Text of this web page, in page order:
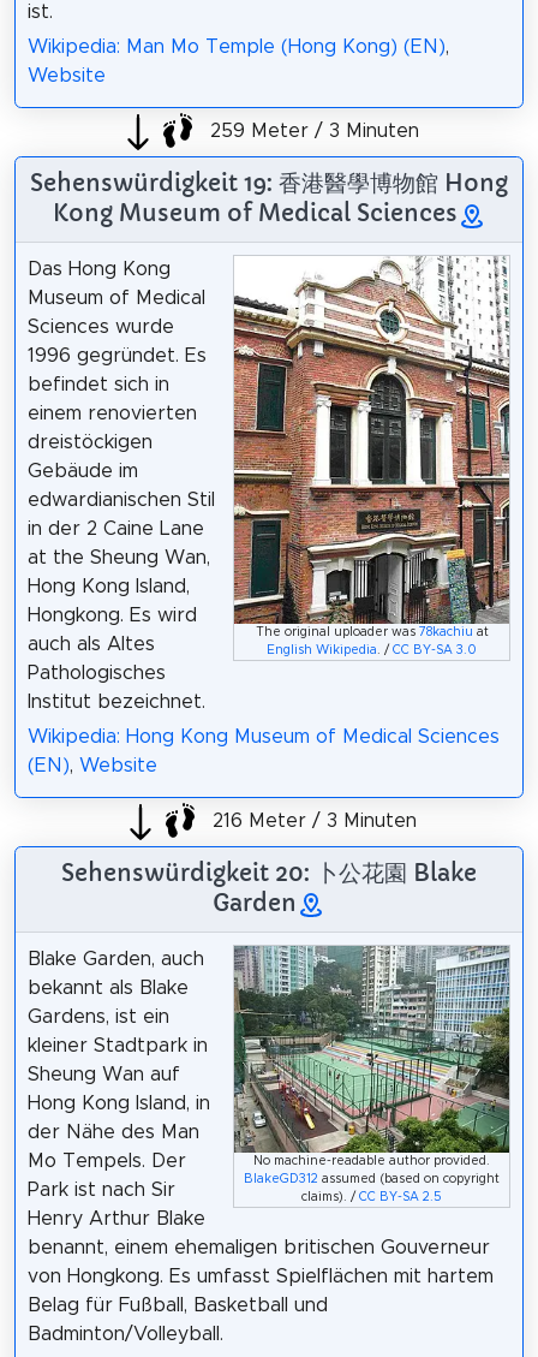
ist.
Wikipedia: Man Mo Temple (Hong Kong) (EN),
Website
259 Meter / 3 Minuten
Sehenswürdigkeit 19: 香港醫學博物館 Hong
Kong Museum of Medical Sciences
The original uploader was 78kachiu at
English Wikipedia
. /CC BY-SA 3.0
Das Hong Kong
Museum of Medical
Sciences wurde
1996 gegründet. Es
befindet sich in
einem renovierten
dreistöckigen
Gebäude im
edwardianischen Stil
in der 2 Caine Lane
at the Sheung Wan,
Hong Kong Island,
Hongkong. Es wird
auch als Altes
Pathologisches
Institut bezeichnet.
Wikipedia: Hong Kong Museum of Medical Sciences
(EN), Website
216 Meter / 3 Minuten
Sehenswürdigkeit 20: 卜公花園 Blake
Garden
No machine-readable author provided.
BlakeGD312 assumed (based on copyright
claims). /CC BY-SA 2.5
Blake Garden, auch
bekannt als Blake
Gardens, ist ein
kleiner Stadtpark in
Sheung Wan auf
Hong Kong Island, in
der Nähe des Man
Mo Tempels. Der
Park ist nach Sir
Henry Arthur Blake
benannt, einem ehemaligen britischen Gouverneur
von Hongkong. Es umfasst Spielflächen mit hartem
Belag für Fußball, Basketball und
Badminton/Volleyball.